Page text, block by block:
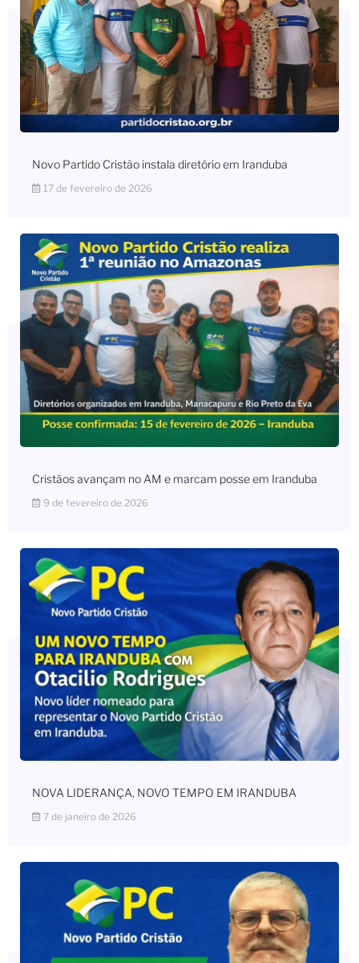
Novo Partido Cristão instala diretório em Iranduba
17 de fevereiro de 2026
Cristãos avançam no AM e marcam posse em Iranduba
9 de fevereiro de 2026
NOVA LIDERANÇA, NOVO TEMPO EM IRANDUBA
7 de janeiro de 2026